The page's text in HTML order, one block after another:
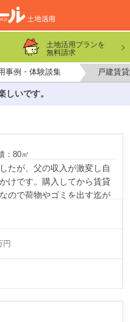
土地活用プランを
無料請求
事例・体験談集 戸建賃
しいです。
：80㎡
円
たが、父の収入が激変し自
けです。購入してから賃貸
ので荷物やゴミを出す迄が
まり近隣にも無く、内装等
て来たので修繕費が高くな